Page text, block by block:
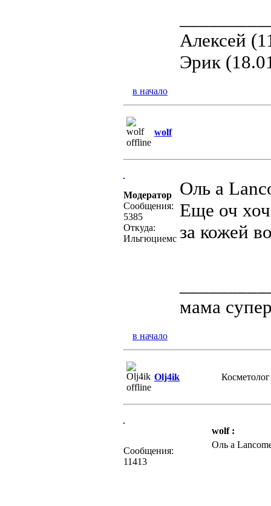
Алексей
Эрик
в начало
wolf
Модератор
Сообщения:
5385
Откуда:
Ильгюциемс
Оль а
Еще оч
за кожей
мама
в начало
Olj4ik Косметолог
Сообщения:
11413
wolf :
Оль а